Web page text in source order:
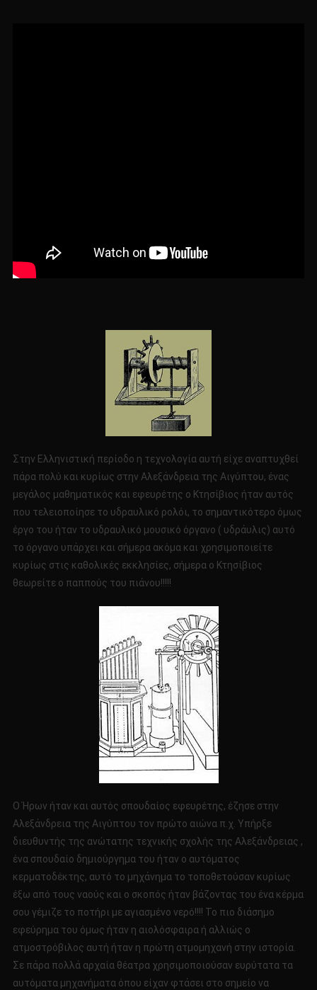
Στην Ελληνιστική περίοδο η τεχνολογία αυτή είχε αναπτυχθεί
πάρα πολύ και κυρίως στην Αλεξάνδρεια της Αιγύπτου, ένας
μεγάλος μαθηματικός και εφευρέτης ο Κτησίβιος ήταν αυτός
που τελειοποίησε το υδραυλικό ρολόι, το σημαντικότερο όμως
έργο του ήταν το υδραυλικό μουσικό όργανο ( υδράυλις) αυτό
το όργανο υπάρχει και σήμερα ακόμα και χρησιμοποιείτε
κυρίως στις καθολικές εκκλησίες, σήμερα ο Κτησίβιος
θεωρείτε ο παππούς του πιάνου!!!!!
Ο Ήρων ήταν και αυτός σπουδαίος εφευρέτης, έζησε στην
Αλεξάνδρεια της Αιγύπτου τον πρώτο αιώνα π.χ. Υπήρξε
διευθυντής της ανώτατης τεχνικής σχολής της Αλεξάνδρειας ,
ένα σπουδαίο δημιούργημα του ήταν ο αυτόματος
κερματοδέκτης, αυτό το μηχάνημα το τοποθετούσαν κυρίως
έξω από τους ναούς και ο σκοπός ήταν βάζοντας του ένα κέρμα
σου γέμιζε το ποτήρι με αγιασμένο νερό!!!! Το πιο διάσημο
εφεύρημα του όμως ήταν η αιολόσφαιρα ή αλλιώς ο
ατμοστρόβιλος αυτή ήταν η πρώτη ατμομηχανή στην ιστορία.
Σε πάρα πολλά αρχαία θέατρα χρησιμοποιούσαν ευρύτατα τα
αυτόματα μηχανήματα όπου είχαν φτάσει στο σημείο να